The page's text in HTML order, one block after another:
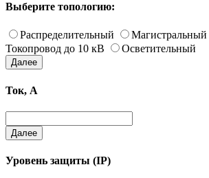
Выберите топологию:
Распределительный Магистральный
Токопровод до 10 кВ
Осветительный
Далее
Ток, А
Далее
Уровень защиты (IP)